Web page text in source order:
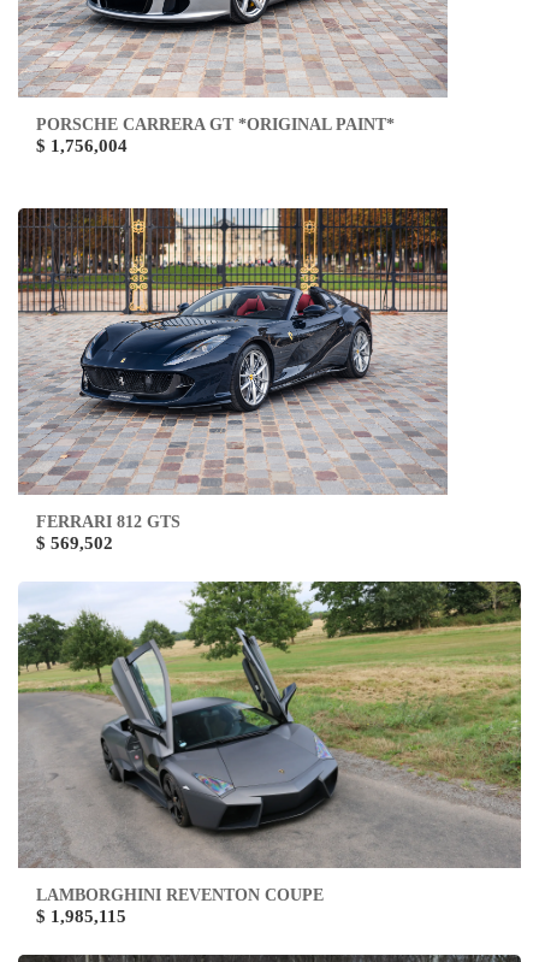
PORSCHE CARRERA GT *ORIGINAL PAINT*
$ 1,756,004
FERRARI 812 GTS
$ 569,502
LAMBORGHINI REVENTON COUPE
$ 1,985,115